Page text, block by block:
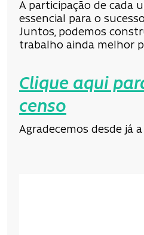
A participação de cada
essencial para o
Juntos, podemos
trabalho ainda melhor
Clique aqui
censo
Agradecemos desde já